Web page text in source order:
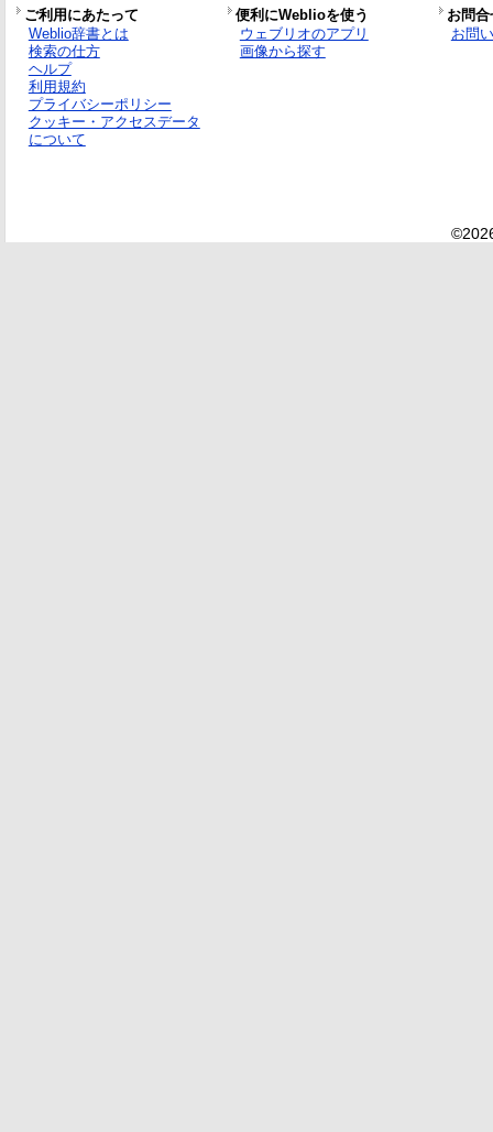
ご利用にあたって 便利にWeblioを使う
お問
Weblio辞書とは
検索の仕方
ヘルプ
利用規約
プライバシーポリシー
クッキー・アクセスデータ
について
ウェブリオのアプリ
画像から探す
お問